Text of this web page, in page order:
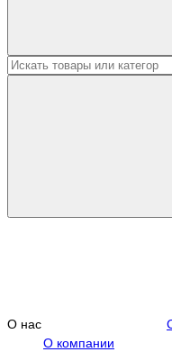
О нас
О компании